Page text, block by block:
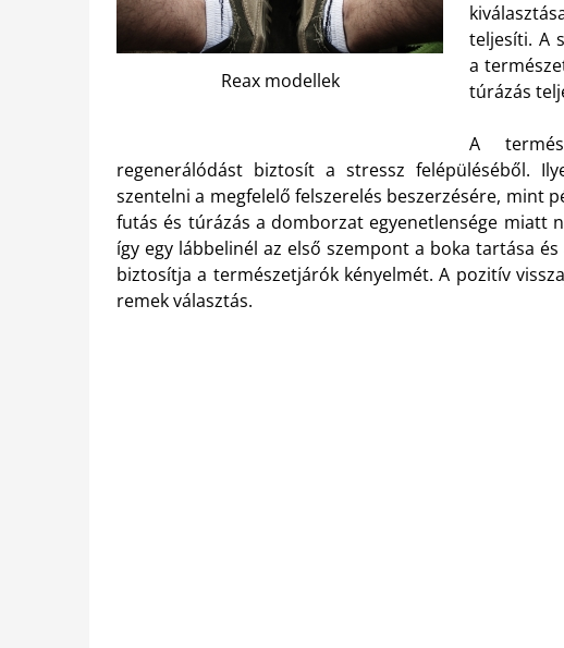
Reax modellek
teljesíti. A
a
túrázás
A
regenerálódást biztosít a stressz felépüléséből.
szentelni a megfelelő felszerelés beszerzésére, mint
futás és túrázás a domborzat egyenetlensége miatt
így egy lábbelinél az első szempont a boka tartása
biztosítja a természetjárók kényelmét. A pozitív
remek választás.